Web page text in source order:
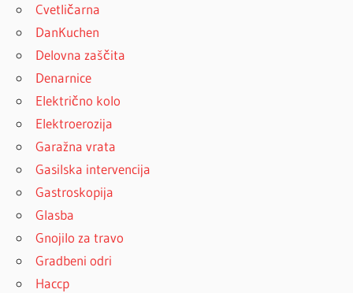
Cvetličarna
DanKuchen
Delovna zaščita
Denarnice
Električno kolo
Elektroerozija
Garažna vrata
Gasilska intervencija
Gastroskopija
Glasba
Gnojilo za travo
Gradbeni odri
Haccp